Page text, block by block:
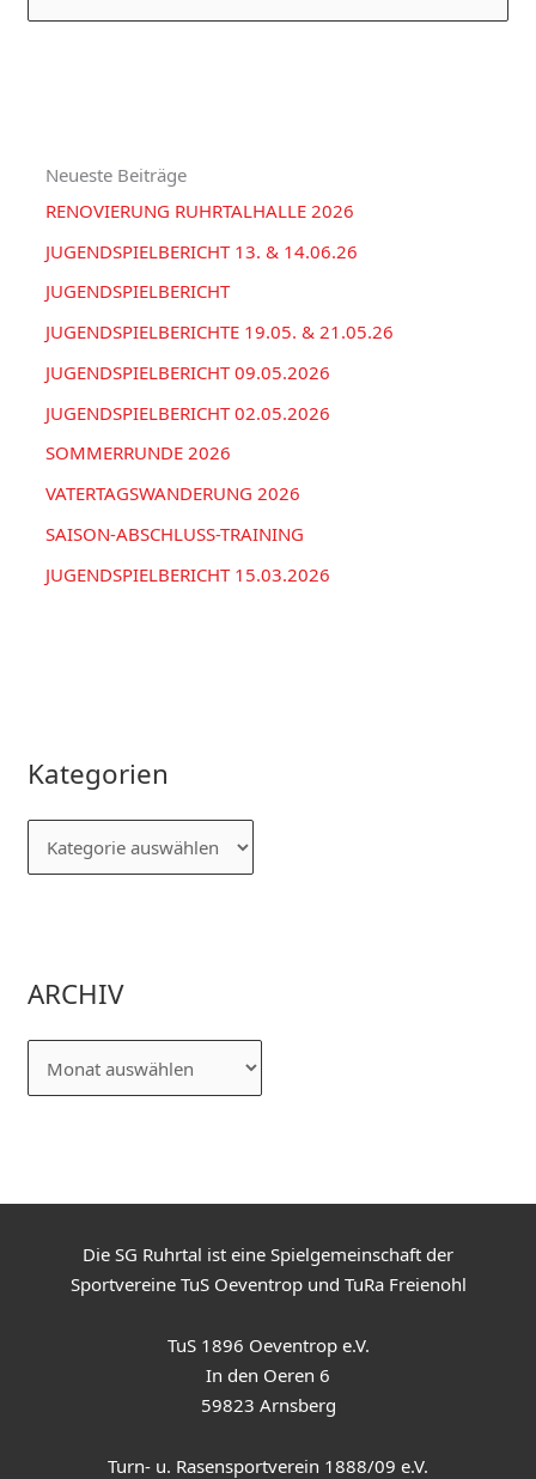
Neueste Beiträge
RENOVIERUNG RUHRTALHALLE 2026
JUGENDSPIELBERICHT 13. & 14.06.26
JUGENDSPIELBERICHT
JUGENDSPIELBERICHTE 19.05. & 21.05.26
JUGENDSPIELBERICHT 09.05.2026
JUGENDSPIELBERICHT 02.05.2026
SOMMERRUNDE 2026
VATERTAGSWANDERUNG 2026
SAISON-ABSCHLUSS-TRAINING
JUGENDSPIELBERICHT 15.03.2026
Kategorien
t
ARCHIV
C
Die SG Ruhrtal ist eine Spielgemeinschaft der
Sportvereine TuS Oeventrop und TuRa Freienohl
TuS 1896 Oeventrop e.V.
In den Oeren 6
59823 Arnsberg
Turn- u. Rasensportverein 1888/09 e.V.